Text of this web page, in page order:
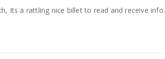
Its a rattling nice billet to read and receive info.